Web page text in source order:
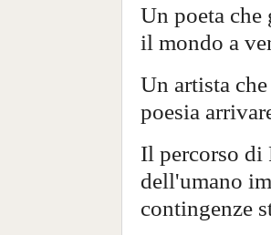
Un poeta che
il mondo a
Un artista
poesia
Il percorso di
dell'umano
contingenze